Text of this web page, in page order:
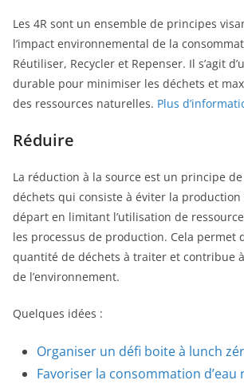
Les 4R sont un ensemble de principes
l’impact environnemental de la
Réutiliser, Recycler et Repenser. Il s’agit
durable pour minimiser les déchets et
des ressources naturelles. Plus
Réduire
La réduction à la source est un principe
déchets qui consiste à éviter la production
départ en limitant l’utilisation de
les processus de production. Cela permet
quantité de déchets à traiter et contribue
de l’environnement.
Quelques idées :
Organiser un défi boite à lunch
Favoriser la consommation d’eau